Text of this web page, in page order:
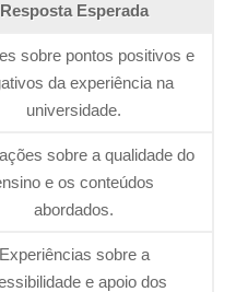
Resposta Esperada
sobre pontos positivos e
da experiência na
universidade.
sobre a qualidade do
e os conteúdos
abordados.
Experiências sobre a
e apoio dos